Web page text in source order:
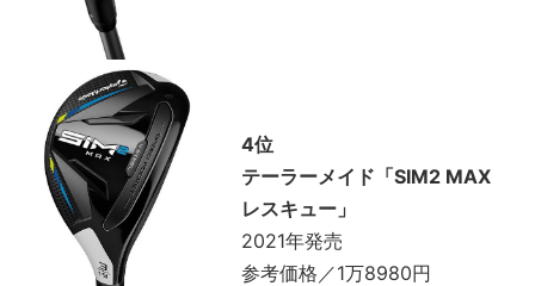
4位
テーラーメイド「SIM2 MAX
レスキュー」
2021年発売
参考価格／1万8980円